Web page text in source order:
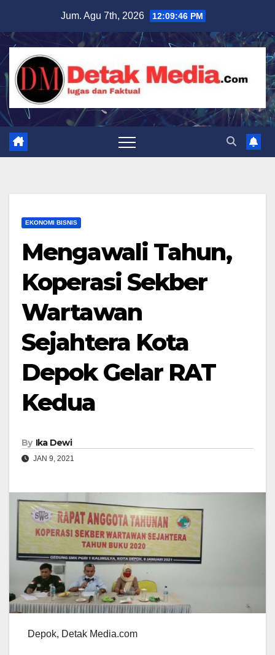
content
Jum. Agu 7th, 2026 12:09:47 PM
EKONOMI BISNIS
Mengawali Tahun,
Koperasi Sekber
Wartawan
Sejahtera Kota
Depok Gelar RAT
Kedua
By Ika Dewi
JAN 9, 2021
Depok, Detak Media.com